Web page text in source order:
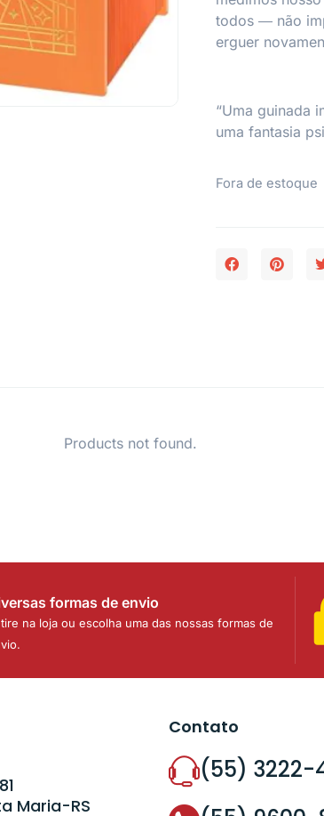
todos ― não
erguer
“Uma guinada
uma fantasia
Fora de estoque
Products not found.
formas de envio
na loja ou escolha uma das nossas formas de
Maria-RS
Contato
(55) 3222-